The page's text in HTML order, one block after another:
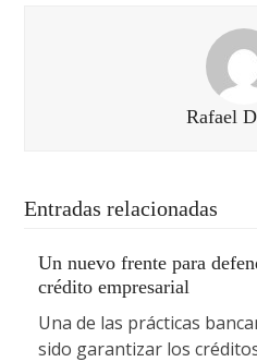
Rafael
Entradas relacionadas
Un nuevo frente para
crédito empresarial
Una de las prácticas
sido garantizar los